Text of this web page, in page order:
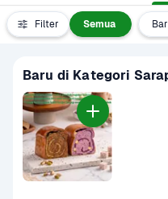
Filter Semua
Baru di Kategori